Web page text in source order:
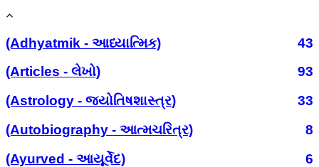
(Adhyatmik - આધ્યાત્મિક)
43
(Articles - લેખો)
93
(Astrology - જ્યોતિષશાસ્ત્ર)
33
(Autobiography - આત્મચરિત્ર)
8
(Ayurved - આયૂર્વેદ)
6